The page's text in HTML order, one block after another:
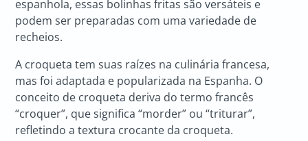
espanhola, essas bolinhas fritas são versáteis e
podem ser preparadas com uma variedade de
recheios.
A croqueta tem suas raízes na culinária francesa,
mas foi adaptada e popularizada na Espanha. O
conceito de croqueta deriva do termo francês
“croquer”, que significa “morder” ou “triturar”,
refletindo a textura crocante da croqueta.